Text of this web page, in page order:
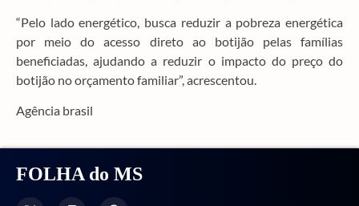
“Pelo lado energético, busca reduzir a pobreza energética
por meio do acesso direto ao botijão pelas famílias
beneficiadas, ajudando a reduzir o impacto do preço do
botijão no orçamento familiar”, acrescentou.
Agência brasil
FOLHA do MS